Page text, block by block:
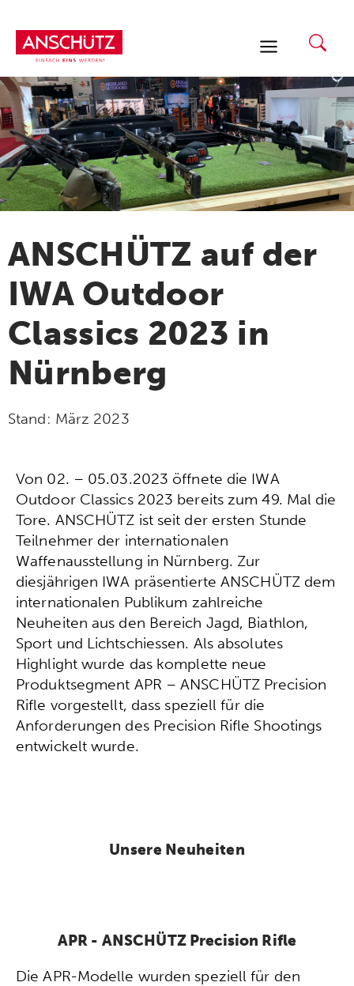
Inhalt
springen
ANSCHÜTZ auf der
IWA Outdoor
Classics 2023 in
Nürnberg
Stand: März 2023
Von 02. – 05.03.2023 öffnete die IWA
Outdoor Classics 2023 bereits zum 49. Mal die
Tore. ANSCHÜTZ ist seit der ersten Stunde
Teilnehmer der internationalen
Waffenausstellung in Nürnberg. Zur
diesjährigen IWA präsentierte ANSCHÜTZ dem
internationalen Publikum zahlreiche
Neuheiten aus den Bereich Jagd, Biathlon,
Sport und Lichtschiessen. Als absolutes
Highlight wurde das komplette neue
Produktsegment APR – ANSCHÜTZ Precision
Rifle vorgestellt, dass speziell für die
Anforderungen des Precision Rifle Shootings
entwickelt wurde.
Unsere Neuheiten
APR - ANSCHÜTZ Precision Rifle
Die APR-Modelle wurden speziell für den